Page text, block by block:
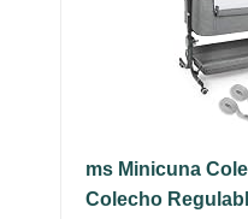
ms Minicuna
Colecho